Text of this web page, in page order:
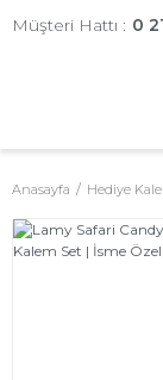
Müşteri Hattı : 0
Anasayfa Hediye